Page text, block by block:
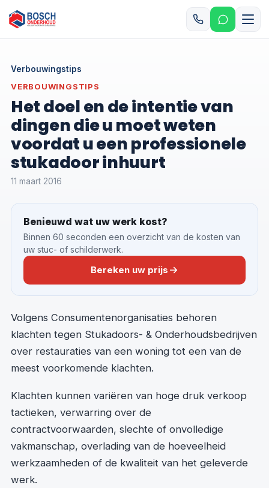
Verbouwingstips
VERBOUWINGSTIPS
Het doel en de intentie van
dingen die u moet weten
voordat u een professionele
stukadoor inhuurt
11 maart 2016
Benieuwd wat uw werk kost?
Binnen 60 seconden een overzicht van de kosten van
uw stuc- of schilderwerk.
Bereken uw prijs
Volgens Consumentenorganisaties behoren
klachten tegen Stukadoors- & Onderhoudsbedrijven
over restauraties van een woning tot een van de
meest voorkomende klachten.
Klachten kunnen variëren van hoge druk verkoop
tactieken, verwarring over de
contractvoorwaarden, slechte of onvolledige
vakmanschap, overlading van de hoeveelheid
werkzaamheden of de kwaliteit van het geleverde
werk.